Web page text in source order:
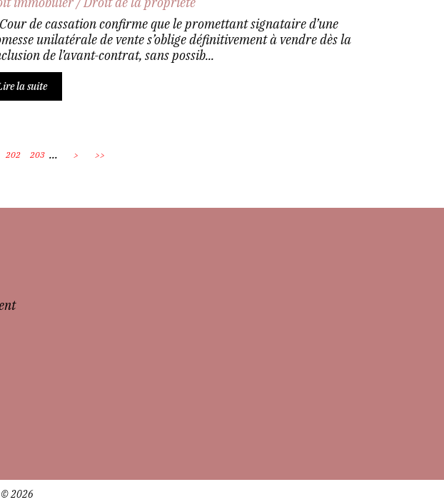
de cassation confirme que le promettant signataire d’une
unilatérale de vente s’oblige définitivement à vendre dès la
de l’avant-contrat, sans possib...
la suite
202 203 ... > >>
© 2026